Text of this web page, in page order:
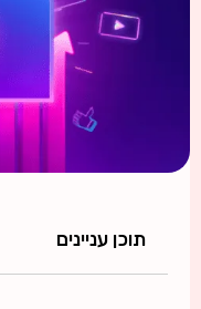
תוכן עניינים